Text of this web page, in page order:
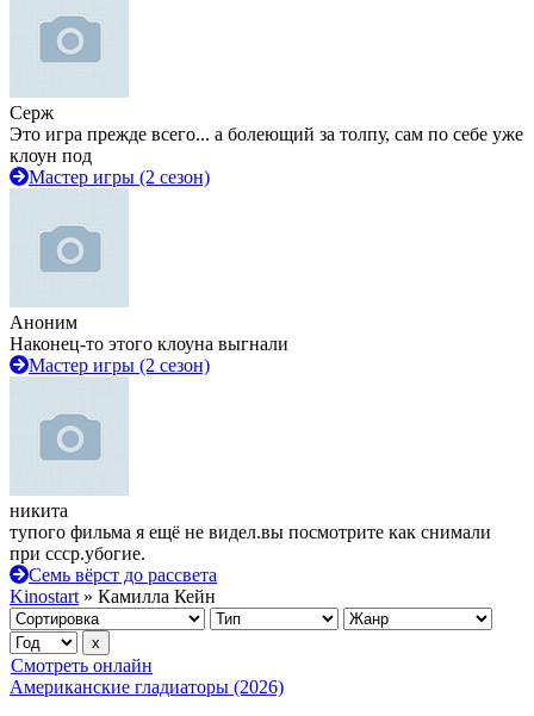
Серж
Это игра прежде всего... а болеющий за толпу, сам по себе уже
клоун под
Мастер игры (2 сезон)
Аноним
Наконец-то этого клоуна выгнали
Мастер игры (2 сезон)
никита
тупого фильма я ещё не видел.вы посмотрите как снимали
при ссср.убогие.
Семь вёрст до рассвета
Kinostart » Камилла Кейн
Смотреть онлайн
Американские гладиаторы (2026)